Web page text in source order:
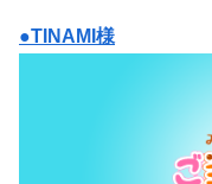
●TINAMI様